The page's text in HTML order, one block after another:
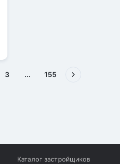
3 ... 155
Каталог застройщиков